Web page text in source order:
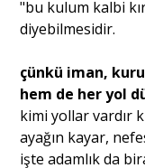
"bu kulum kalbi
diyebilmesidir.
çünkü iman,
hem de her yol
kimi yollar vardır
ayağın kayar,
işte adamlık da